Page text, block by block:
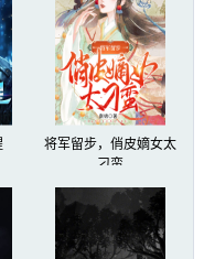
将军留步，俏皮嫡女太
刁蛮